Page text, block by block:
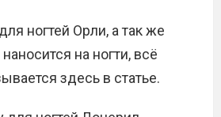
ногтей Орли, а так же
на ногти, всё
здесь в статье.